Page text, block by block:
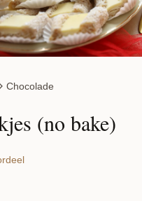
Chocolade
(no bake)